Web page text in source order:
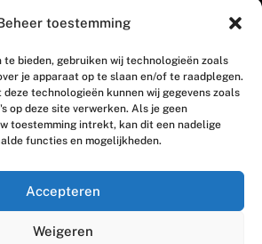
toestemming
te bieden, gebruiken wij technologieën zoals
je apparaat op te slaan en/of te raadplegen.
deze technologieën kunnen wij gegevens zoals
op deze site verwerken. Als je geen
toestemming intrekt, kan dit een nadelige
functies en mogelijkheden.
Accepteren
Weigeren